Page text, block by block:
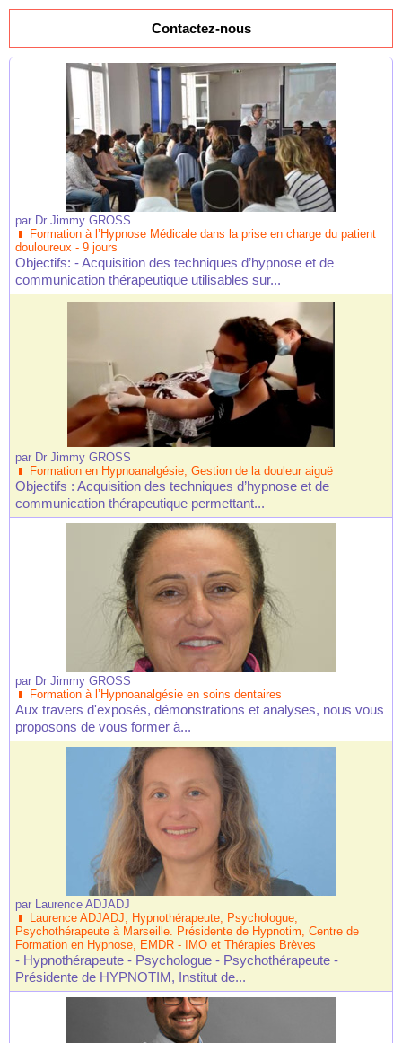
Contactez-nous
par Dr Jimmy GROSS
Formation à l’Hypnose Médicale dans la prise en charge du patient
douloureux - 9 jours
Objectifs: - Acquisition des techniques d’hypnose et de
communication thérapeutique utilisables sur...
par Dr Jimmy GROSS
Formation en Hypnoanalgésie, Gestion de la douleur aiguë
Objectifs : Acquisition des techniques d’hypnose et de
communication thérapeutique permettant...
par Dr Jimmy GROSS
Formation à l’Hypnoanalgésie en soins dentaires
Aux travers d'exposés, démonstrations et analyses, nous vous
proposons de vous former à...
par Laurence ADJADJ
Laurence ADJADJ, Hypnothérapeute, Psychologue,
Psychothérapeute à Marseille. Présidente de Hypnotim, Centre de
Formation en Hypnose, EMDR - IMO et Thérapies Brèves
- Hypnothérapeute - Psychologue - Psychothérapeute -
Présidente de HYPNOTIM, Institut de...